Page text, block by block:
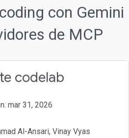
Cloud
desarrollo local
con Gemini
de MCP
codelab
mar 31, 2026
Al-Ansari, Vinay Vyas